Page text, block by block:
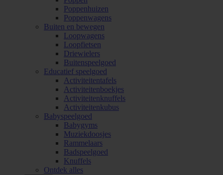
Poppenhuizen
Poppenwagens
Buiten en bewegen
Loopwagens
Loopfietsen
Driewielers
Buitenspeelgoed
Educatief speelgoed
Activiteitentafels
Activiteitenboekjes
Activiteitenknuffels
Activiteitenkubus
Babyspeelgoed
Babygyms
Muziekdoosjes
Rammelaars
Badspeelgoed
Knuffels
Ontdek alles